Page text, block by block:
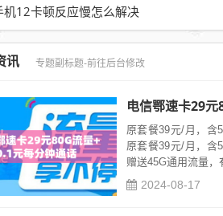
机12卡顿反应慢怎么解决
讯 专题副标题-前往后台修改
电信鄂速卡29
原套餐39元/月，含
原套餐39元/月，含
赠送45G通用流量，
2024-08-17